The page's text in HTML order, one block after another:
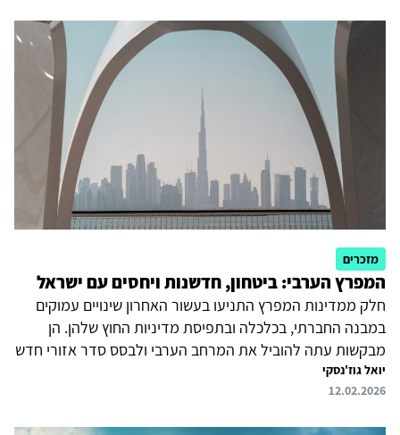
המשמעות היא לא רק שנורמליזציה סעודית-ישראלית אינה
עומדת כעת על הפרק, אלא שחידוש התהליך מותנה
בהתפתחויות בזירה הפלסטינית, אך גם בשינויים במאזן העוצמה
האזורי ובאופן שבו נתפסת ישראל. ריאד מזהה כיום יותר סיכונים
מהזדמנויות בנרמול היחסים...
מזכרים
המפרץ הערבי: ביטחון, חדשנות ויחסים עם ישראל
חלק ממדינות המפרץ התניעו בעשור האחרון שינויים עמוקים
במבנה החברתי, בכלכלה ובתפיסת מדיניות החוץ שלהן. הן
מבקשות עתה להוביל את המרחב הערבי ולבסס סדר אזורי חדש
הנשען על יציבות, מודרניזציה וגיוון כלכלי. לצד זאת הן פועלות
להמשך הדטנט עם איראן ולהידוק יחסיהן עם ארצות הברית,
יואל גוז'נסקי
12.02.2026